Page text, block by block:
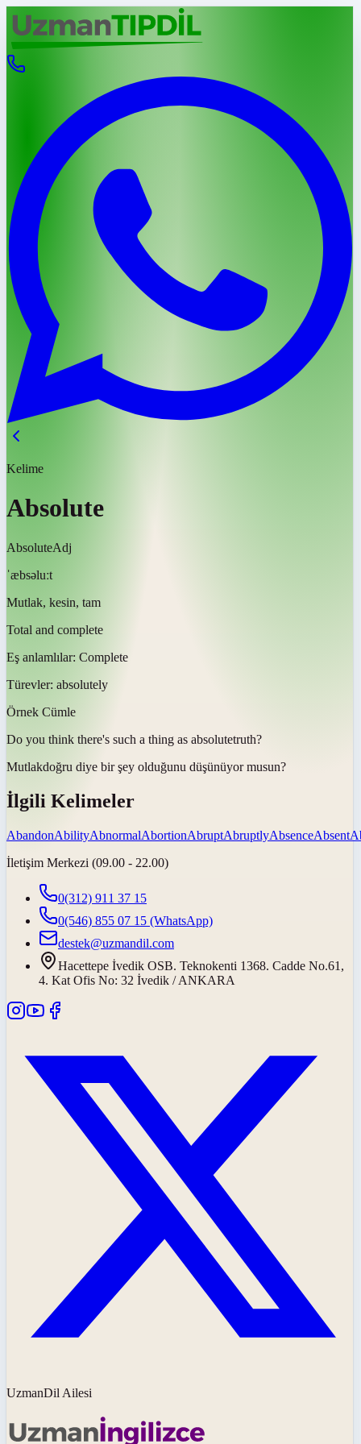
Kelime
Absolute
AbsoluteAdj
ˈæbsəluːt
Mutlak, kesin, tam
Total and complete
Eş anlamlılar: Complete
Türevler: absolutely
Örnek Cümle
Do you think there's such a thing as absolutetruth?
Mutlakdoğru diye bir şey olduğunu düşünüyor musun?
İlgili Kelimeler
AbandonAbilityAbnormalAbortionAbruptAbruptlyAbsenceAbsent
İletişim Merkezi (09.00 - 22.00)
0(312) 911 37 15
0(546) 855 07 15 (WhatsApp)
destek@uzmandil.com
Hacettepe İvedik OSB. Teknokenti 1368. Cadde No.61,
4. Kat Ofis No: 32 İvedik / ANKARA
UzmanDil Ailesi